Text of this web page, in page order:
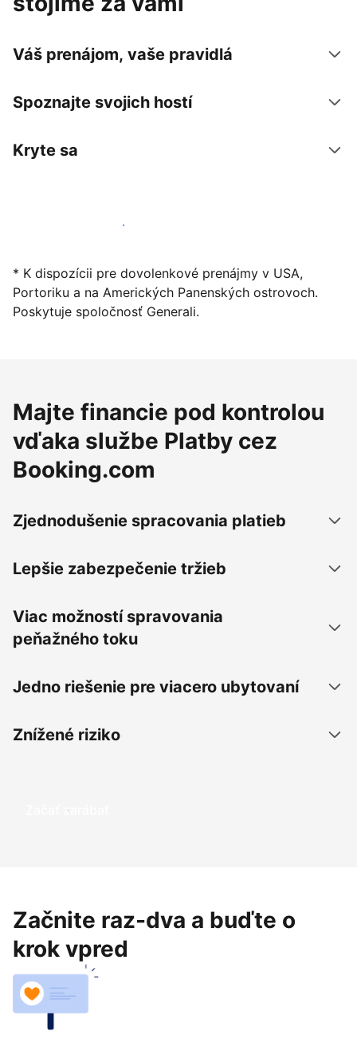
Váš prenájom, vaše pravidlá
Spoznajte svojich hostí
Kryte sa
Začať ponúkať svoje ubytovanie
* K dispozícii pre dovolenkové prenájmy v USA,
Portoriku a na Amerických Panenských ostrovoch.
Poskytuje spoločnosť Generali.
Majte financie pod kontrolou
vďaka službe Platby cez
Booking.com
Zjednodušenie spracovania platieb
Lepšie zabezpečenie tržieb
Viac možností spravovania
peňažného toku
Jedno riešenie pre viacero ubytovaní
Znížené riziko
Začať zarábať
Začnite raz-dva a buďte o
krok vpred